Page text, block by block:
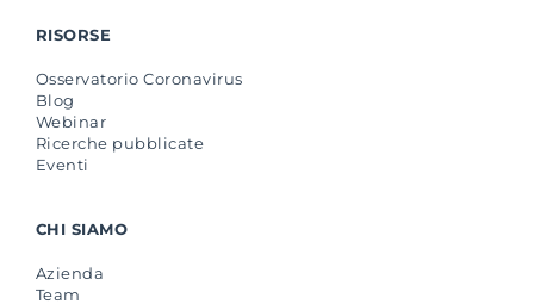
RISORSE
Osservatorio Coronavirus
Blog
Webinar
Ricerche pubblicate
Eventi
CHI SIAMO
Azienda
Team